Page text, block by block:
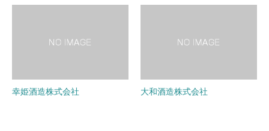
幸姫酒造株式会社 大和酒造株式会社